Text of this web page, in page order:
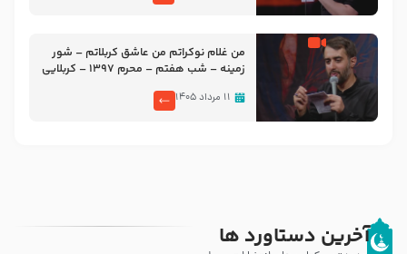
من غلام نوکراتم من عاشق کربلاتم – شور
زمینه – شب هفتم – محرم 1397 – کربلایی
۱۱ مرداد ۱۴۰۵
آخرین دستاورد ها